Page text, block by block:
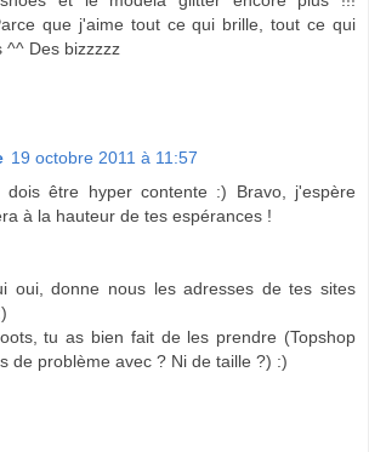
que j'aime tout ce qui brille, tout ce qui
^^ Des bizzzzz
19 octobre 2011 à 11:57
dois être hyper contente :) Bravo, j'espère
à la hauteur de tes espérances !
oui, donne nous les adresses de tes sites
tu as bien fait de les prendre (Topshop
de problème avec ? Ni de taille ?) :)